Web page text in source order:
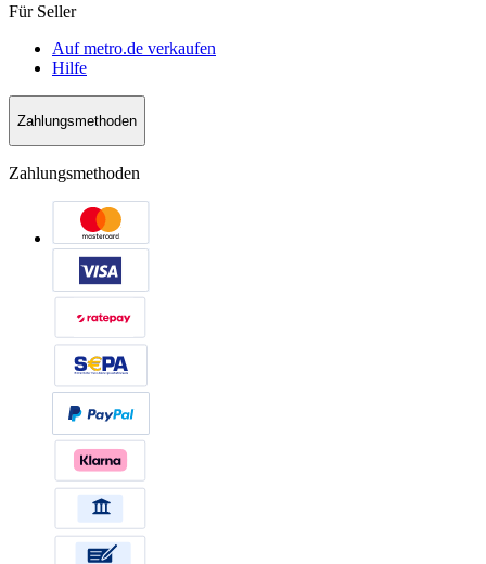
Für Seller
Auf metro.de verkaufen
Hilfe
Zahlungsmethoden
Zahlungsmethoden